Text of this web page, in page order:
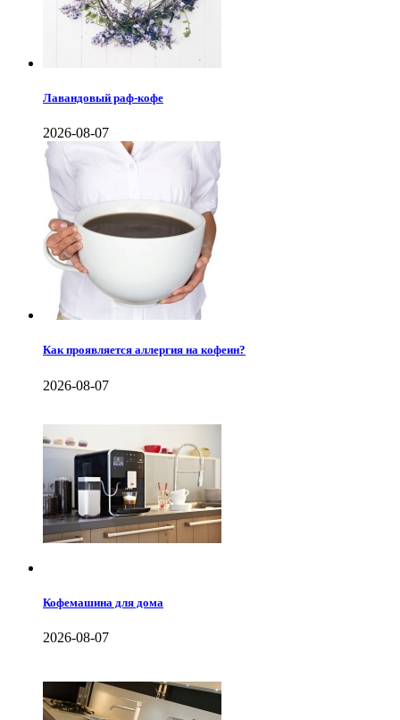
Лавандовый раф-кофе
2026-08-07
Как проявляется аллергия на кофеин?
2026-08-07
Кофемашина для дома
2026-08-07